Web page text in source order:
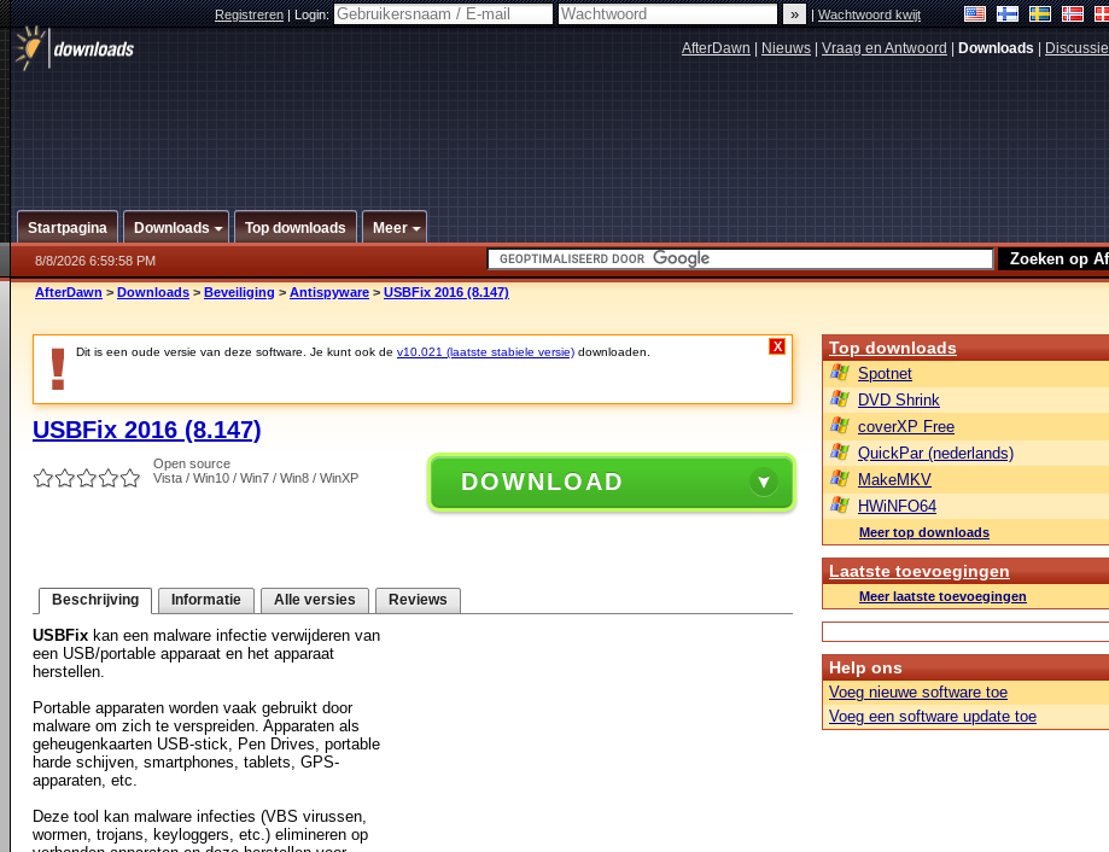
Registreren|Login: |Wachtwoord kwijt
AfterDawn Nieuws Vraag en Antwoord Downloads Discussie
Startpagina Downloads Top downloads Meer
8/8/2026 6:59:58 PM
AfterDawn > Downloads > Beveiliging > Antispyware > USBFix 2016 (8.147)
Dit is een oude versie van deze software. Je kunt ook de v10.021 (laatste stabiele versie) downloaden. X
USBFix 2016 (8.147)
Open source
Vista / Win10 / Win7 / Win8 / WinXP
DOWNLOAD
Beschrijving Informatie Alle versies Reviews
USBFix kan een malware infectie verwijderen van
een USB/portable apparaat en het apparaat
herstellen.
Portable apparaten worden vaak gebruikt door
malware om zich te verspreiden. Apparaten als
geheugenkaarten USB-stick, Pen Drives, portable
harde schijven, smartphones, tablets, GPS-
apparaten, etc.
Deze tool kan malware infecties (VBS virussen,
wormen, trojans, keyloggers, etc.) elimineren op
Top downloads
Spotnet
DVD Shrink
coverXP Free
QuickPar (nederlands)
MakeMKV
HWiNFO64
Meer top downloads
Laatste toevoegingen
Meer laatste toevoegingen
Help ons
Voeg nieuwe software toe
Voeg een software update toe